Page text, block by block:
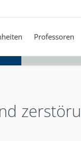
Professoren